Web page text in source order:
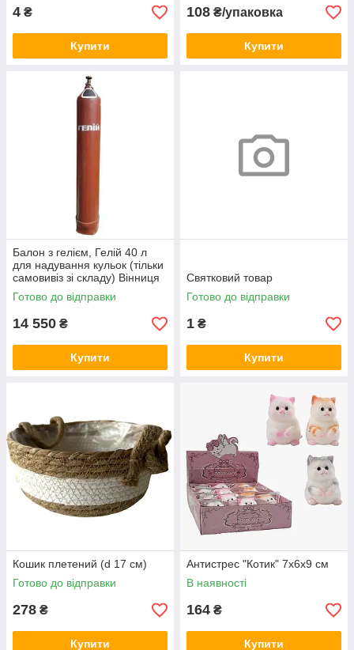
4 ₴
Купити
108 ₴/упаковка
Купити
Балон з гелієм, Гелій 40 л
для надування кульок (тільки
самовивіз зі складу) Вінниця
Готово до відправки
14 550 ₴
Купити
Святковий товар
Готово до відправки
1 ₴
Купити
Кошик плетений (d 17 см)
Готово до відправки
278 ₴
Купити
Антистрес "Котик" 7х6х9 см
В наявності
164 ₴
Купити